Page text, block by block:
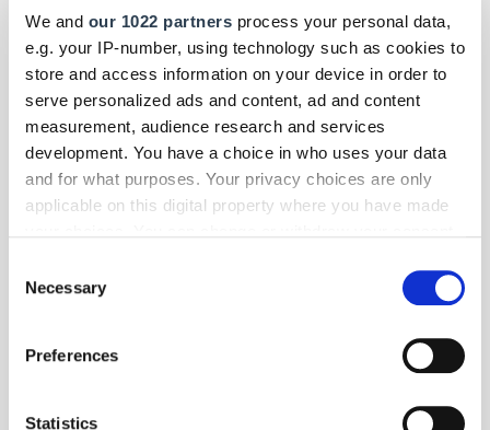
We and our 1022 partners process your personal data,
e.g. your IP-number, using technology such as cookies to
store and access information on your device in order to
serve personalized ads and content, ad and content
measurement, audience research and services
development. You have a choice in who uses your data
and for what purposes. Your privacy choices are only
applicable on this digital property where you have made
the Privacy trigger icon.
Collect information about your geographical location
Identify your device by actively scanning it for
Selection
Necessary
Preferences
Statistics